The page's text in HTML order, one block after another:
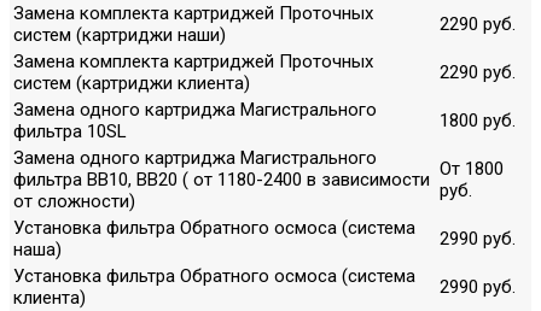
Замена комплекта картриджей Проточных
систем (картриджи наши)
2290 руб.
Замена комплекта картриджей Проточных
систем (картриджи клиента)
2290 руб.
Замена одного картриджа Магистрального
фильтра 10SL
1800 руб.
Замена одного картриджа Магистрального
фильтра ВВ10, ВВ20 ( от 1180-2400 в зависимости
от сложности)
От 1800
руб.
Установка фильтра Обратного осмоса (система
наша)
2990 руб.
Установка фильтра Обратного осмоса (система
клиента)
2990 руб.